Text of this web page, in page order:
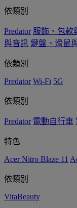
依類別
Predator 服飾、包款
與音訊 鍵盤、滑鼠
依類別
Predator Wi-Fi 5G
依類別
Predator 電動自行車
特色
Acer Nitro Blaze 11
依類別
VitaBeauty